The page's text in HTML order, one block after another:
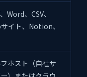
Word、CSV、
イト、Notion、
ホスト（自社サ